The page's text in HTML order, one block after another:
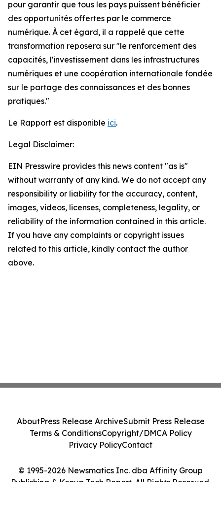
pour garantir que tous les pays puissent bénéficier
des opportunités offertes par le commerce
numérique. À cet égard, il a rappelé que cette
transformation reposera sur "le renforcement des
capacités, l'investissement dans les infrastructures
numériques et une coopération internationale fondée
sur le partage des connaissances et des bonnes
pratiques."
Le Rapport est disponible ici.
Legal Disclaimer:
EIN Presswire provides this news content "as is"
without warranty of any kind. We do not accept any
responsibility or liability for the accuracy, content,
images, videos, licenses, completeness, legality, or
reliability of the information contained in this article.
If you have any complaints or copyright issues
related to this article, kindly contact the author
above.
© 1995-2026 Newsmatics Inc. dba Affinity Group
Publishing & Kenya Tech Report. All Rights Reserved.
AboutPress Release ArchiveSubmit Press Release
Terms & ConditionsCopyright/DMCA Policy
Privacy PolicyContact